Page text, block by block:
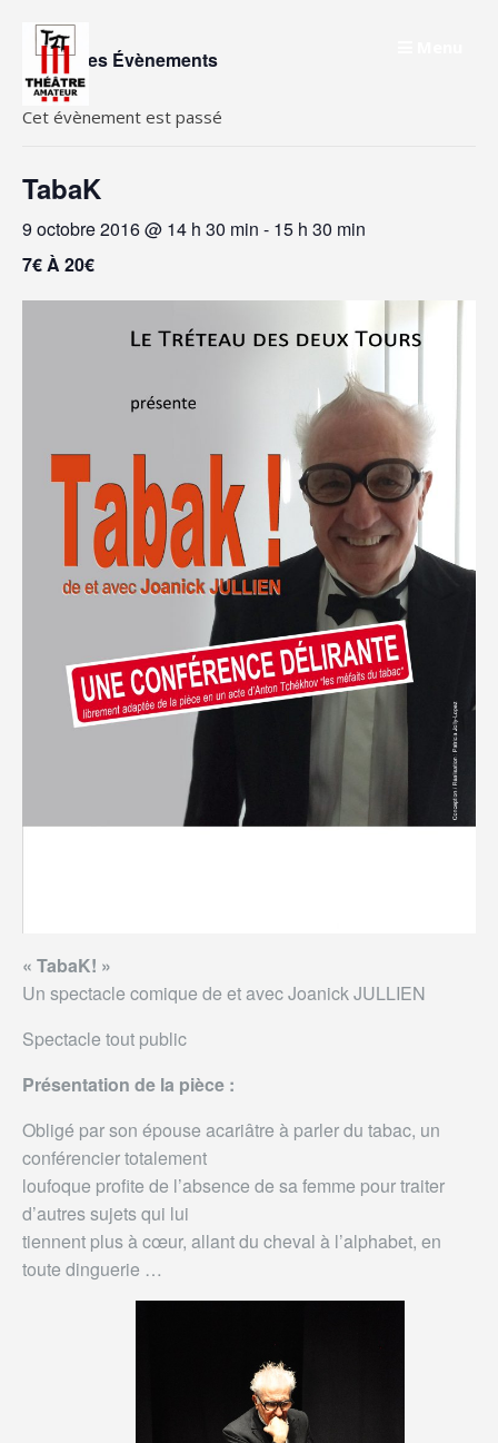
content
« Tous les Évènements
Cet évènement est passé
TabaK
9 octobre 2016 @ 14 h 30 min - 15 h 30 min
7€ À 20€
« TabaK! »
Un spectacle comique de et avec Joanick JULLIEN
Spectacle tout public
Présentation de la pièce :
Obligé par son épouse acariâtre à parler du tabac, un
conférencier totalement
loufoque profite de l’absence de sa femme pour traiter
d’autres sujets qui lui
tiennent plus à cœur, allant du cheval à l’alphabet, en
toute dinguerie …